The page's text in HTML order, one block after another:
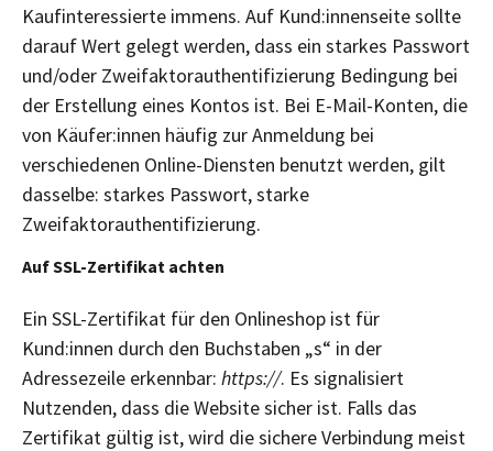
Kaufinteressierte immens. Auf Kund:innenseite sollte
darauf Wert gelegt werden, dass ein starkes Passwort
und/oder Zweifaktorauthentifizierung Bedingung bei
der Erstellung eines Kontos ist. Bei E-Mail-Konten, die
von Käufer:innen häufig zur Anmeldung bei
verschiedenen Online-Diensten benutzt werden, gilt
dasselbe: starkes Passwort, starke
Zweifaktorauthentifizierung.
Auf SSL-Zertifikat achten
Ein SSL-Zertifikat für den Onlineshop ist für
Kund:innen durch den Buchstaben „s“ in der
Adressezeile erkennbar: https://. Es signalisiert
Nutzenden, dass die Website sicher ist. Falls das
Zertifikat gültig ist, wird die sichere Verbindung meist